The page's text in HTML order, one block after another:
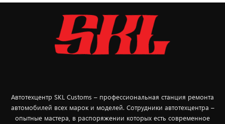
Автотехцентр SKL Customs – профессиональная станция ремонта
автомобилей всех марок и моделей. Сотрудники автотехцентра –
опытные мастера, в распоряжении которых есть современное